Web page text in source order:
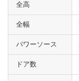
全高
全幅
パワーソース
ドア数